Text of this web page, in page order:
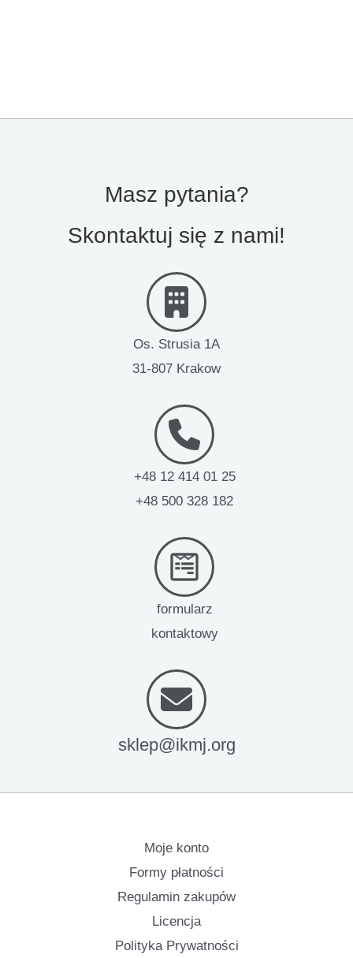
Masz pytania?
Skontaktuj się z nami!
Os. Strusia 1A
31-807 Krakow
+48 12 414 01 25
+48 500 328 182
formularz
kontaktowy
sklep@ikmj.org
Moje konto
Formy płatności
Regulamin zakupów
Licencja
Polityka Prywatności